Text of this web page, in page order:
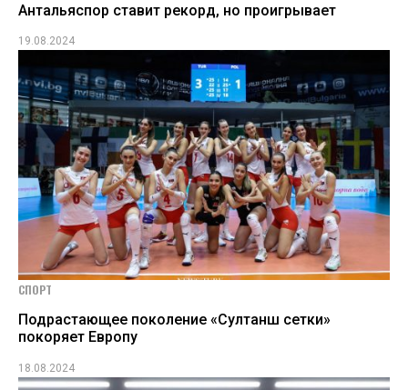
Антальяспор ставит рекорд, но проигрывает
19.08.2024
СПОРТ
Подрастающее поколение «Султанш сетки»
покоряет Европу
18.08.2024